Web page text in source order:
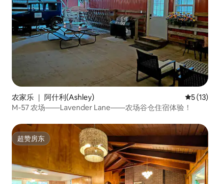
农家乐 ｜ 阿什利(Ashley) 平均评分
5 (13)
M-57 农场——Lavender Lane——农场谷仓住宿体验！
超赞房东
超赞房东